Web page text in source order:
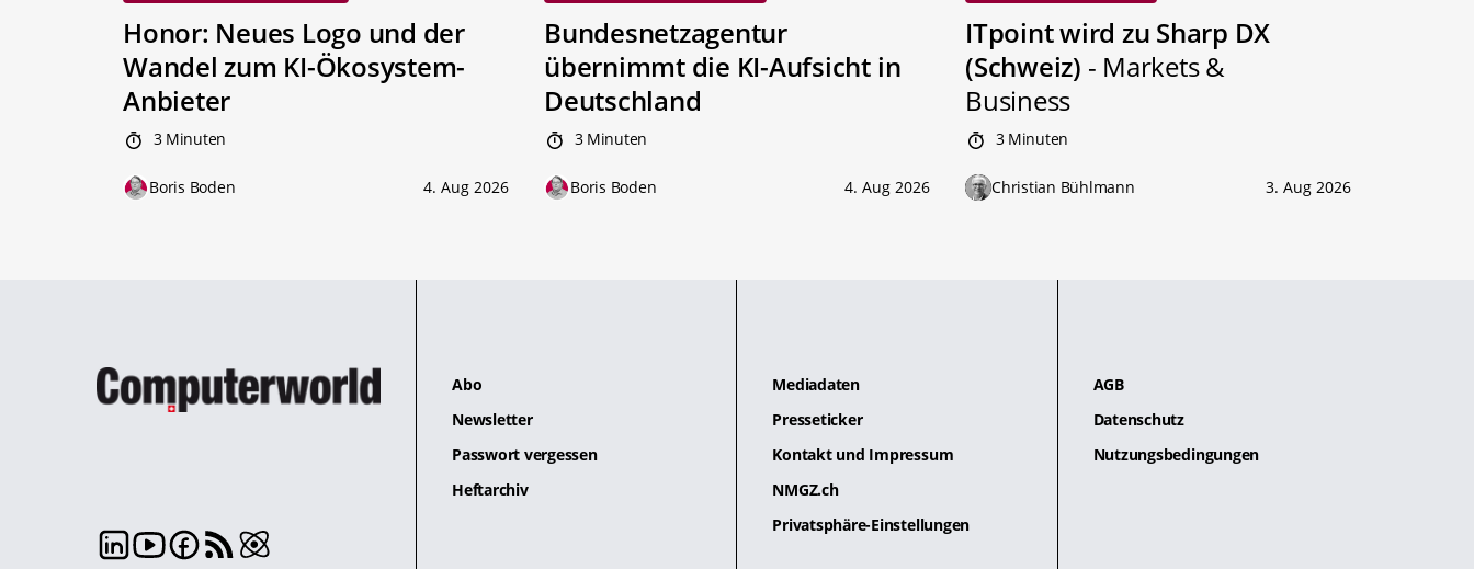
Honor: Neues Logo und der
Wandel zum KI-Ökosystem-
Anbieter
3 Minuten
Boris Boden 4. Aug 2026
Bundesnetzagentur
übernimmt die KI-Aufsicht in
Deutschland
3 Minuten
Boris Boden 4. Aug 2026
ITpoint wird zu Sharp DX
(Schweiz) - Markets &
Business
3 Minuten
Christian Bühlmann 3. Aug 2026
Abo
Newsletter
Passwort vergessen
Heftarchiv
Mediadaten
Presseticker
Kontakt und Impressum
NMGZ.ch
Privatsphäre-Einstellungen
AGB
Datenschutz
Nutzungsbedingungen